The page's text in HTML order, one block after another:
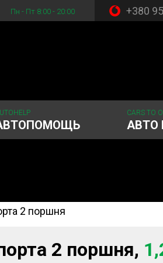
Пн - Пт 8:00 - 20:00 +380 95
CARS TO
АВТО
Акамуляторы
2 поршня
2 поршня,